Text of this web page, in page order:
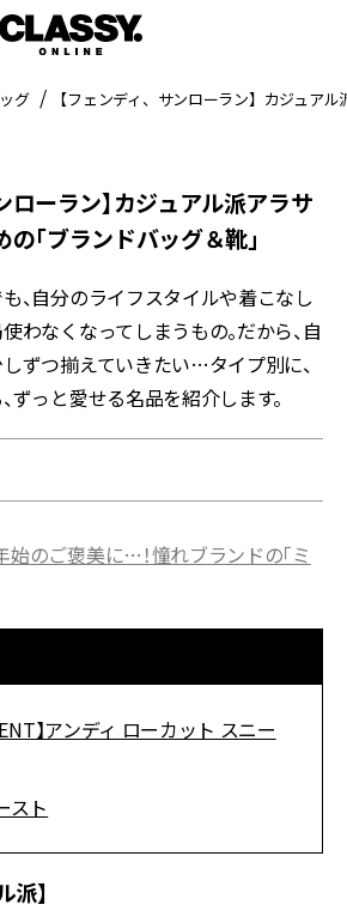
グ 【フェンディ、サンローラン】カジュア
ローラン】カジュアル派アラサ
「ブランドバッグ＆靴」
、自分のライフスタイルや着こなし
わなくなってしまうもの。だから、自
ずつ揃えていきたい…タイプ別に、
ずっと愛せる名品を紹介します。
始のご褒美に…！憧れブランドの「ミ
】アンディ ローカット スニー
スト
派】